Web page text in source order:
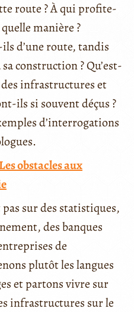
route ? À qui profite-
manière ?
d’une route, tandis
construction ? Qu’est-
des infrastructures et
ils si souvent déçus ?
d’interrogations
Les obstacles aux
pas sur des statistiques,
des banques
de
plutôt les langues
et partons vivre sur
infrastructures sur le